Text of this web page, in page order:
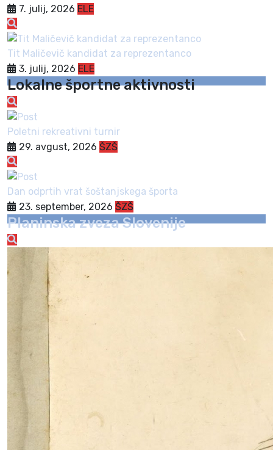
7. julij, 2026 ELE
Tit Maličevič kandidat za reprezentanco
3. julij, 2026 ELE
Lokalne športne aktivnosti
Poletni rekreativni turnir
29. avgust, 2026 ŠZŠ
Dan odprtih vrat šoštanjskega športa
23. september, 2026 ŠZŠ
Planinska zveza Slovenije